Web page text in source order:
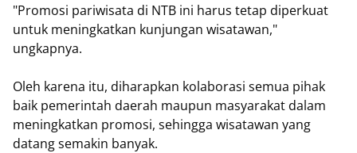
"Promosi pariwisata di NTB ini harus tetap diperkuat
untuk meningkatkan kunjungan wisatawan,"
ungkapnya.
Oleh karena itu, diharapkan kolaborasi semua pihak
baik pemerintah daerah maupun masyarakat dalam
meningkatkan promosi, sehingga wisatawan yang
datang semakin banyak.